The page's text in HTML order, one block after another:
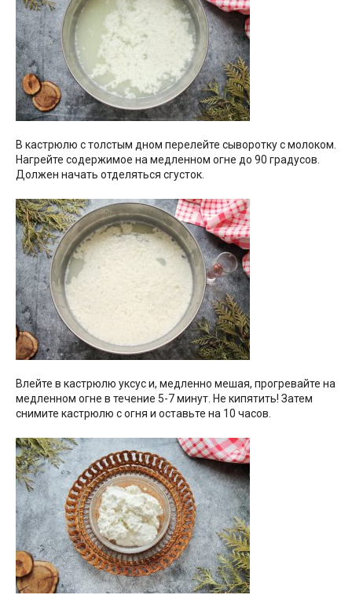
В кастрюлю с толстым дном перелейте сыворотку с молоком.
Нагрейте содержимое на медленном огне до 90 градусов.
Должен начать отделяться сгусток.
Влейте в кастрюлю уксус и, медленно мешая, прогревайте на
медленном огне в течение 5-7 минут. Не кипятить! Затем
снимите кастрюлю с огня и оставьте на 10 часов.